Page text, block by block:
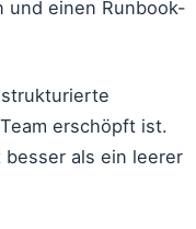
und einen Runbook-
erschöpft ist.
als ein leerer